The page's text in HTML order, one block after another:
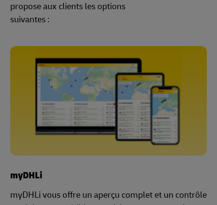
propose aux clients les options
suivantes :
myDHLi
myDHLi vous offre un aperçu complet et un contrôle